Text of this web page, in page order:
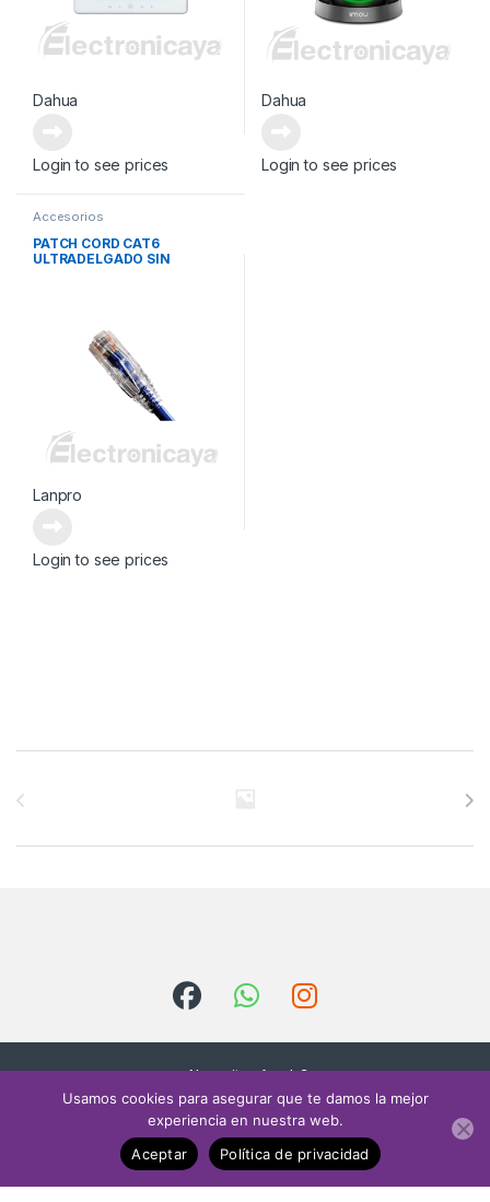
Dahua
Login to see prices
Dahua
Login to see prices
Accesorios
PATCH CORD CAT6
ULTRADELGADO SIN
Lanpro
Login to see prices
¿Necesitas Ayuda?
Escríbenos
contacto@sielectr
onica.com
Usamos cookies para asegurar que te damos la mejor
experiencia en nuestra web.
Aceptar
Política de privacidad